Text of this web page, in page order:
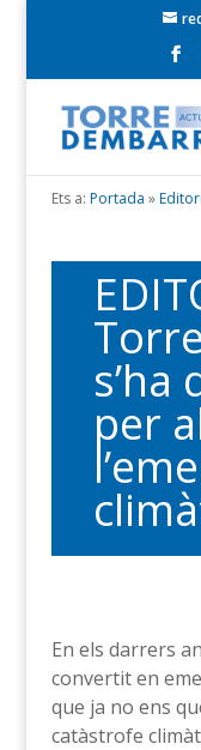
Ets a: Portada »
per
En els darrers
convertit en
que ja no ens
catàstrofe